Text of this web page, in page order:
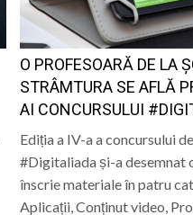
O PROFESOARĂ DE LA
STRÂMTURA SE AFLĂ
AI CONCURSULUI
Ediția a IV-a a concursului
#Digitaliada și-a
înscrie materiale în patru
Aplicații, Conținut video,